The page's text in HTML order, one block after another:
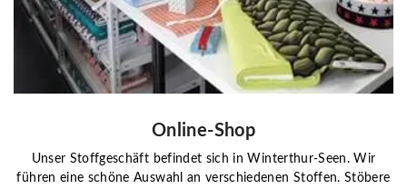
Online-Shop
Unser Stoffgeschäft befindet sich in Winterthur-Seen. Wir
führen eine schöne Auswahl an verschiedenen Stoffen. Stöbere